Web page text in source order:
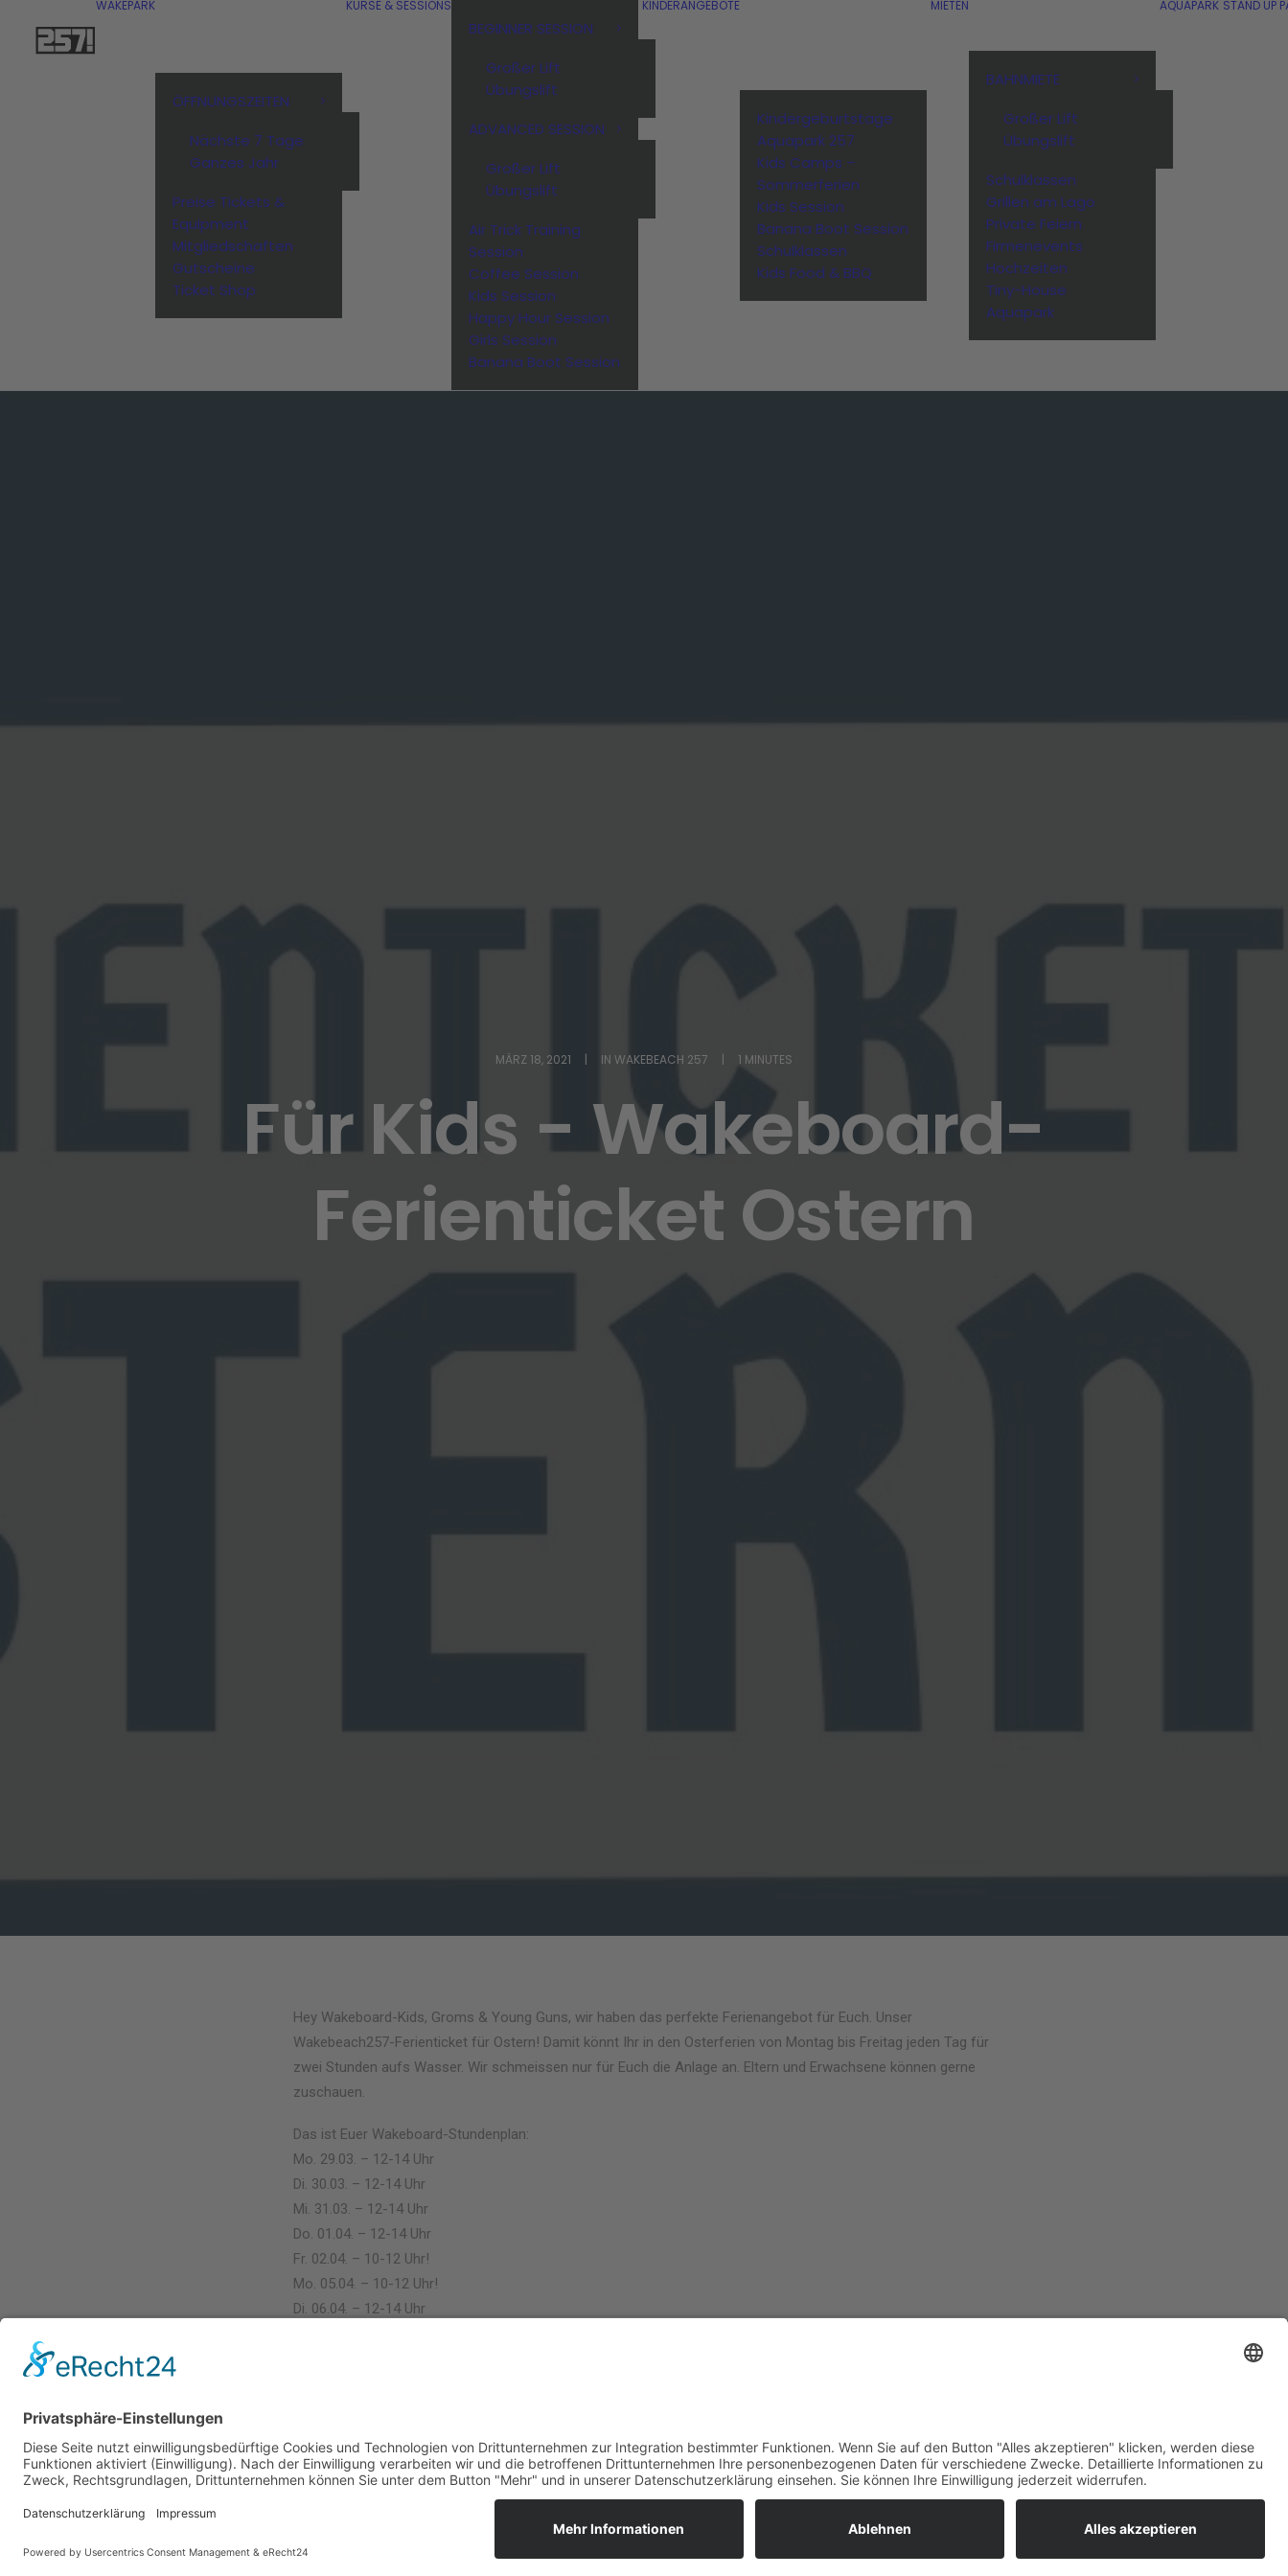
WAKEPARK
ÖFFNUNGSZEITEN
Nächste 7 Tage
Ganzes Jahr
Preise Tickets &
Equipment
Mitgliedschaften
Gutscheine
Ticket Shop
KURSE & SESSIONS
BEGINNER SESSION
Großer Lift
Übungslift
ADVANCED SESSION
Großer Lift
Übungslift
Air Trick Training
Session
Coffee Session
Kids Session
Happy Hour Session
Girls Session
Banana Boot Session
KINDERANGEBOTE
Kindergeburtstage
Aquapark 257
Kids Camps –
Sommerferien
Kids Session
Banana Boot Session
Schulklassen
Kids Food & BBQ
MIETEN
BAHNMIETE
Großer Lift
Übungslift
Schulklassen
Grillen am Lago
Private Feiern
Firmenevents
Hochzeiten
Tiny-House
Aquapark
AQUAPARK STAND UP
MÄRZ 18, 2021 | IN WAKEBEACH 257 1 MINUTES
Für Kids - Wakeboard-
Ferienticket Ostern
Hey Wakeboard-Kids, Groms & Young Guns, wir haben das perfekte Ferienangebot für Euch. Unser
Wakebeach257-Ferienticket für Ostern! Damit könnt Ihr in den Osterferien von Montag bis Freitag jeden Tag für
zwei Stunden aufs Wasser. Wir schmeissen nur für Euch die Anlage an. Eltern und Erwachsene können gerne
zuschauen.
Das ist Euer Wakeboard-Stundenplan:
Mo. 29.03. – 12-14 Uhr
Di. 30.03. – 12-14 Uhr
Mi. 31.03. – 12-14 Uhr
Do. 01.04. – 12-14 Uhr
Fr. 02.04. – 10-12 Uhr!
Mo. 05.04. – 10-12 Uhr!
Di. 06.04. – 12-14 Uhr
Wakebeach 257 RFID-Armband im Wert von 6€.
Das Ticket könnt Ihr in unserem Ticket.io-Ticketshop kaufen.HIER KLICKEN!
Bitte keine Sprachanrufe!
Wakebeach 257
Online